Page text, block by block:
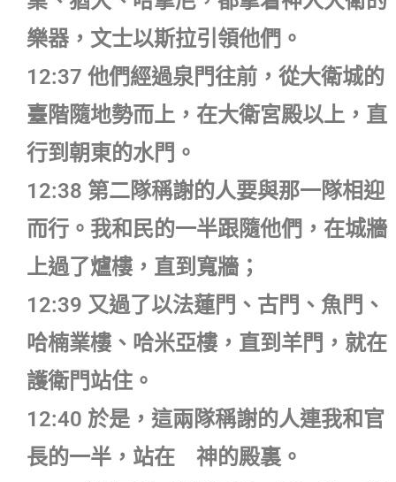
樂器，文士以斯拉引領他們。
12:37 他們經過泉門往前，從大衛城的
臺階隨地勢而上，在大衛宮殿以上，直
行到朝東的水門。
12:38 第二隊稱謝的人要與那一隊相迎
而行。我和民的一半跟隨他們，在城牆
上過了爐樓，直到寬牆；
12:39 又過了以法蓮門、古門、魚門、
哈楠業樓、哈米亞樓，直到羊門，就在
護衛門站住。
12:40 於是，這兩隊稱謝的人連我和官
長的一半，站在 神的殿裏。